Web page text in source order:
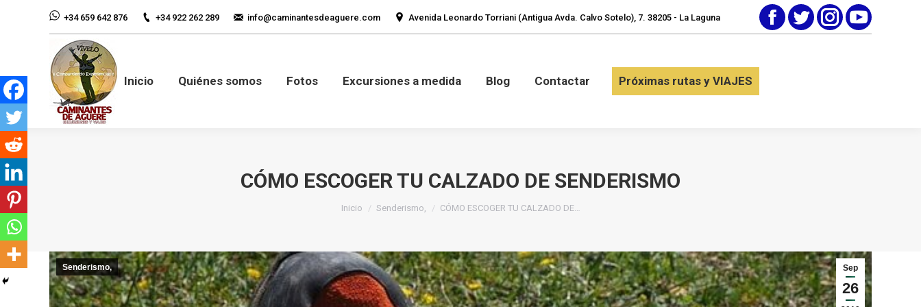
+34 659 642 876 +34 922 262 289 info@caminantesdeaguere.com Avenida Leonardo Torriani (Antigua Avda. Calvo Sotelo), 7. 38205 - La Laguna
FacebookTwitterInstagramYouTube
Inicio Quiénes somos Fotos Excursiones a medida Blog Contactar Próximas rutas y VIAJES
CÓMO ESCOGER TU CALZADO DE SENDERISMO
Estás aquí:
Inicio Senderismo, CÓMO ESCOGER TU CALZADO DE…
Sep
26
Senderismo,